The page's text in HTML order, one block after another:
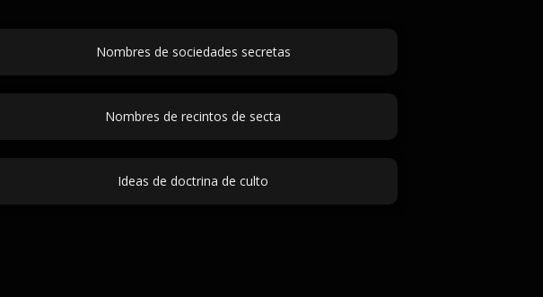
Nombres de sociedades secretas
Nombres de recintos de secta
Ideas de doctrina de culto